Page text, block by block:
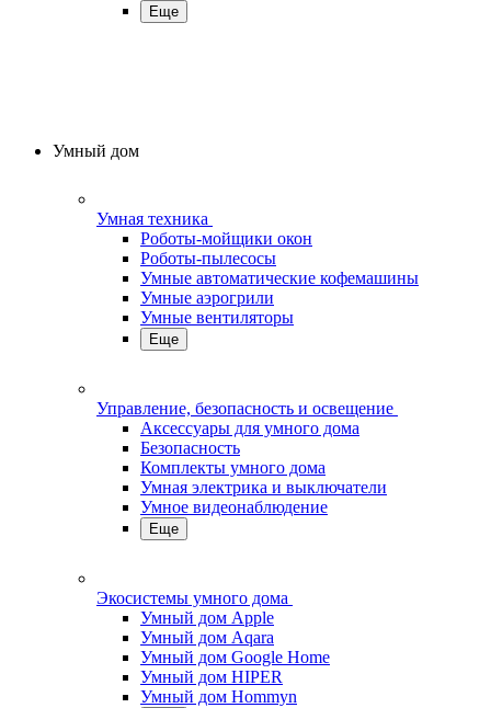
Еще
Умный дом
Умная техника
Роботы-мойщики окон
Роботы-пылесосы
Умные автоматические кофемашины
Умные аэрогрили
Умные вентиляторы
Еще
Управление, безопасность и освещение
Аксессуары для умного дома
Безопасность
Комплекты умного дома
Умная электрика и выключатели
Умное видеонаблюдение
Еще
Экосистемы умного дома
Умный дом Apple
Умный дом Aqara
Умный дом Google Home
Умный дом HIPER
Умный дом Hommyn